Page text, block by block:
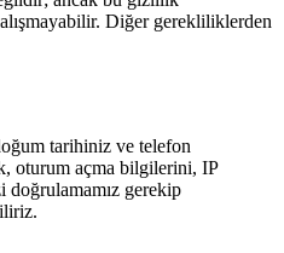
Diğer gerekliliklerden
tarihiniz ve telefon
oturum açma bilgilerini, IP
gerekip